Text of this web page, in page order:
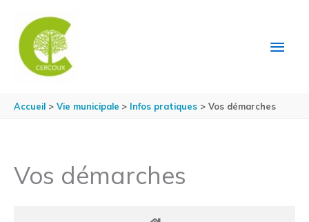
Accueil Vie municipale Infos pratiques Vos démarches
Vos démarches